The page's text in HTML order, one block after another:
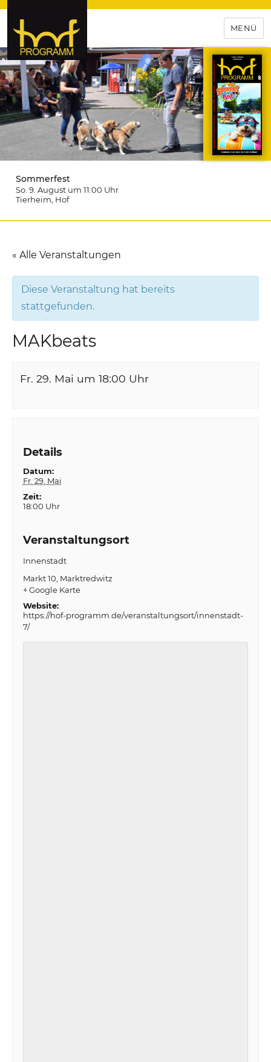
hof-programm – das
Veranstaltungsportal für
Hochfranken
MENÜ
Sommerfest
So. 9. August um 11:00 Uhr
Tierheim , Hof
« Alle Veranstaltungen
Diese Veranstaltung hat bereits
stattgefunden.
MAKbeats
Fr. 29. Mai um 18:00 Uhr
Details
Datum:
Fr. 29. Mai
Zeit:
18:00 Uhr
Veranstaltungsort
Innenstadt
Markt 10 Marktredwitz
+ Google Karte
Website:
https://hof-programm.de/veranstaltungsort/innenstadt-
7/